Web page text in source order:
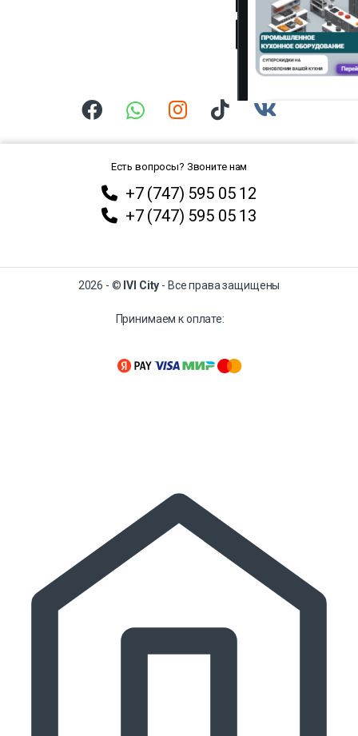
Есть вопросы? Звоните нам
+7 (747) 595 05 12
+7 (747) 595 05 13
2026 - © IVI City - Все права защищены
Принимаем к оплате: